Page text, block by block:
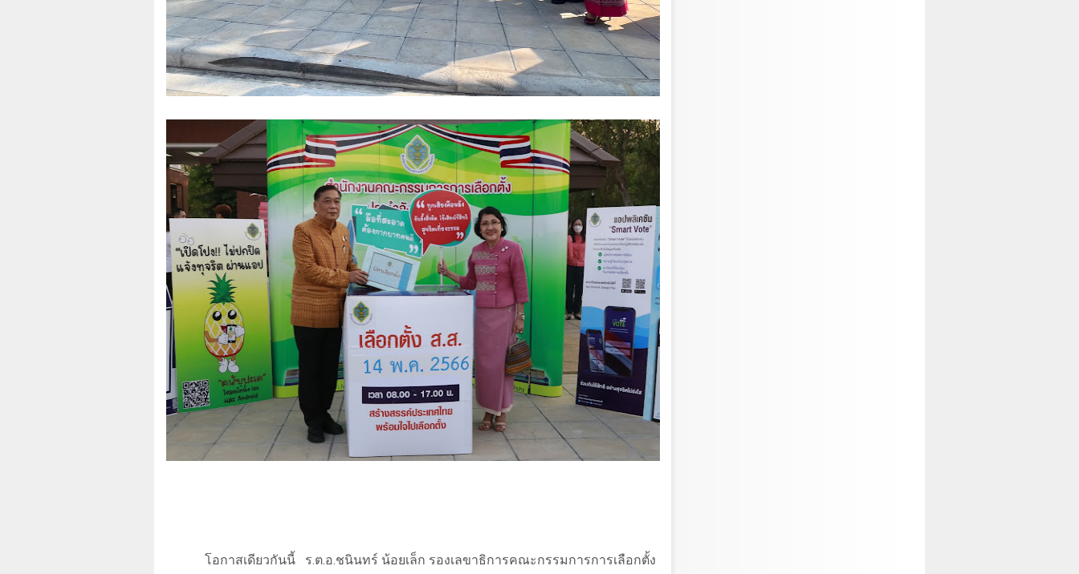
โอกาสเดียวกันนี้ ร.ต.อ.ชนินทร์ น้อยเล็ก รองเลขาธิการคณะกรรมการการเลือกตั้ง